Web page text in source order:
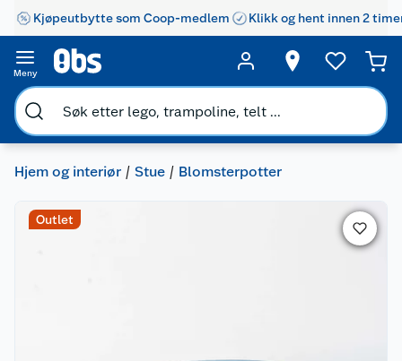
Kjøpeutbytte som Coop-medlem Klikk og hent innen 2
Meny
Hjem og interiør Stue Blomsterpotter
Outlet